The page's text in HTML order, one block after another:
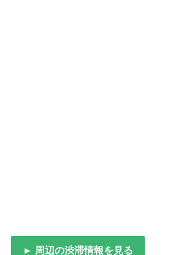
► 周辺の渋滞情報を見る